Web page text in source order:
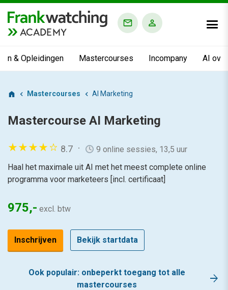
ACADEMY
& Opleidingen Mastercourses Incompany AI
Mastercourses AI Marketing
Mastercourse AI Marketing
8.7
9 online sessies, 13,5 uur
Haal het maximale uit AI met het meest complete online
programma voor marketeers [incl. certificaat]
975,- excl. btw
Inschrijven Bekijk startdata
Ook populair: onbeperkt toegang tot alle
mastercourses
arrow_forward